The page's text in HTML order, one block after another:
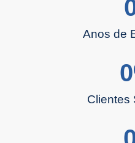
Anos de
Clientes
0